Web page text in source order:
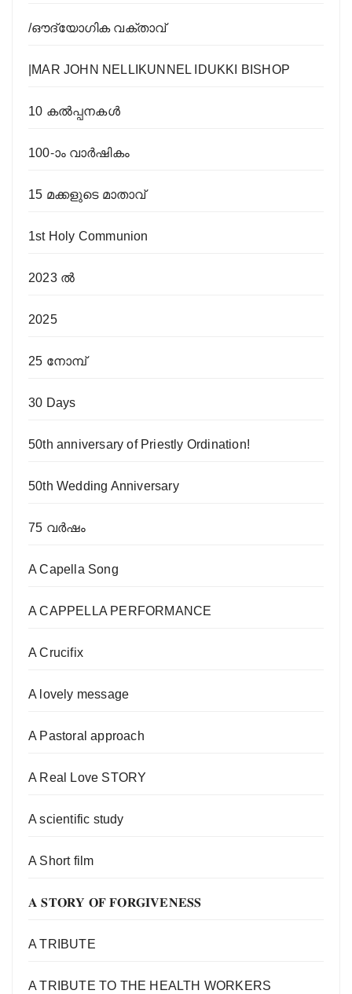
/ഔദ്യോഗിക വക്താവ്
|MAR JOHN NELLIKUNNEL IDUKKI BISHOP
10 കൽപ്പനകൾ
100-ാം വാര്‍ഷികം
15 മക്കളുടെ മാതാവ്
1st Holy Communion
2023 ൽ
2025
25 നോമ്പ്
30 Days
50th anniversary of Priestly Ordination!
50th Wedding Anniversary
75 വര്‍ഷം
A Capella Song
A CAPPELLA PERFORMANCE
A Crucifix
A lovely message
A Pastoral approach
A Real Love STORY
A scientific study
A Short film
𝐀 𝐒𝐓𝐎𝐑𝐘 𝐎𝐅 𝐅𝐎𝐑𝐆𝐈𝐕𝐄𝐍𝐄𝐒𝐒
A TRIBUTE
A TRIBUTE TO THE HEALTH WORKERS